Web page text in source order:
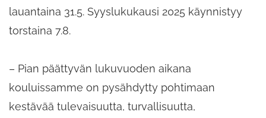
lauantaina 31.5. Syyslukukausi 2025 käynnistyy
torstaina 7.8.
– Pian päättyvän lukuvuoden aikana
kouluissamme on pysähdytty pohtimaan
kestävää tulevaisuutta, turvallisuutta,